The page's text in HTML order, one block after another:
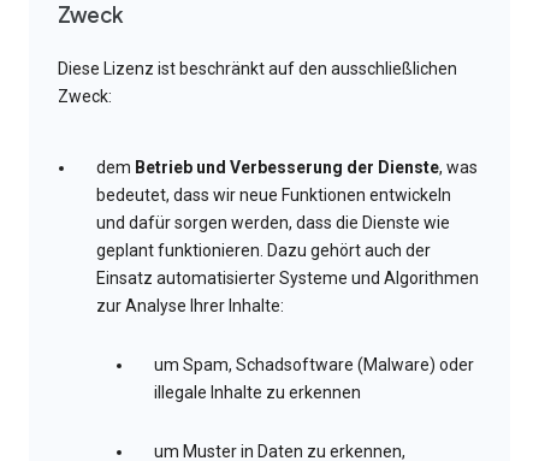
Zweck
Diese Lizenz ist beschränkt auf den ausschließlichen
Zweck:
dem Betrieb und Verbesserung der Dienste, was
bedeutet, dass wir neue Funktionen entwickeln
und dafür sorgen werden, dass die Dienste wie
geplant funktionieren. Dazu gehört auch der
Einsatz automatisierter Systeme und Algorithmen
zur Analyse Ihrer Inhalte:
um Spam, Schadsoftware (Malware) oder
illegale Inhalte zu erkennen
um Muster in Daten zu erkennen,